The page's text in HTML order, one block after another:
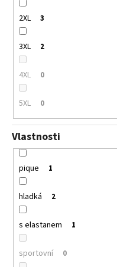
2XL 3
3XL 2
4XL 0
5XL 0
Vlastnosti
pique 1
hladká 2
s elastanem 1
sportovní 0